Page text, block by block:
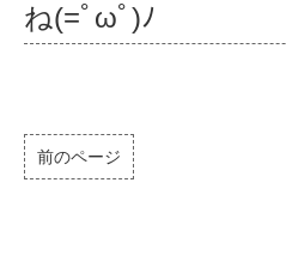
ね(=ﾟωﾟ)ﾉ
前のページ